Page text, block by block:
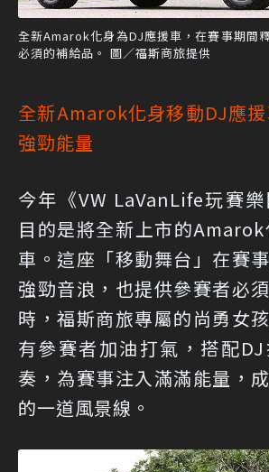
全新Amarok化身為DJ應援車，在賽事期間
必須的補給品。 圖／福斯商旅提供
全新Amarok化身移動DJ應
強勁能量
今年《VW LaVanLife玩賽
目的是將全新上市的
車。這座「移動舞台」在賽
強勁音浪，也提供參賽者必
時，福斯商旅專屬的尚勇女
有參賽者加油打氣，搭配
奏，為賽事注入滿滿能量，
的一道風景線。